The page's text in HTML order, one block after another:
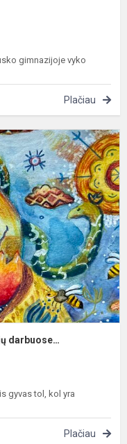
gimnazijoje vyko
Plačiau
darbuose…
gyvas tol, kol yra
Plačiau